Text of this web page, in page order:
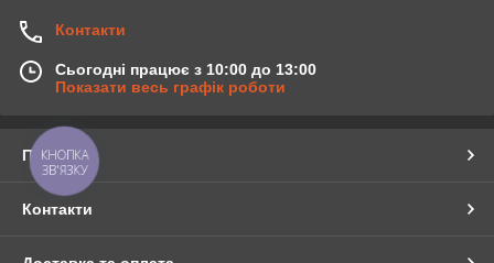
Контакти
Сьогодні працює з 10:00 до 13:00
Показати весь графік роботи
Про нас
Контакти
КНОПКА
ЗВ'ЯЗКУ